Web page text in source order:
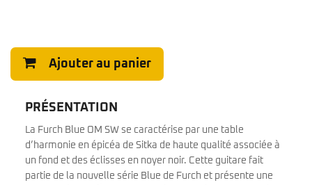
Ajouter au panier
PRÉSENTATION
La Furch Blue OM SW se caractérise par une table
d’harmonie en épicéa de Sitka de haute qualité associée à
un fond et des éclisses en noyer noir. Cette guitare fait
partie de la nouvelle série Blue de Furch et présente une